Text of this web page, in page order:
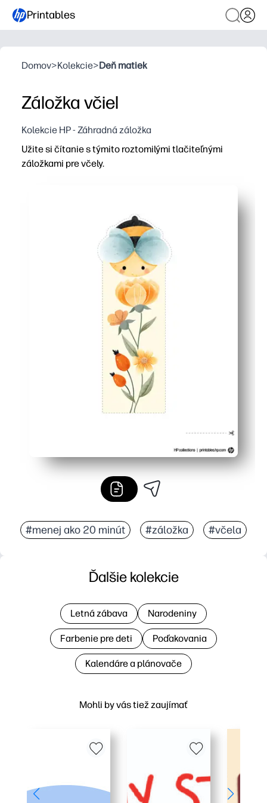
Printables
Domov>Kolekcie>Deň matiek
Záložka včiel
Kolekcie HP - Záhradná záložka
Užite si čítanie s týmito roztomilými tlačiteľnými
záložkami pre včely.
#menej ako 20 minút #záložka #včela
Mohli by vás tiež zaujímať
Ďalšie kolekcie
Letná zábava Narodeniny
Farbenie pre deti Poďakovania
Kalendáre a plánovače